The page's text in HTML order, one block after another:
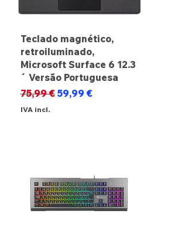
Teclado magnético,
retroiluminado,
Microsoft Surface 6 12.3
´ Versão Portuguesa
Preço normal
75,99 € Preço promocional
59,99 €
IVA incl.